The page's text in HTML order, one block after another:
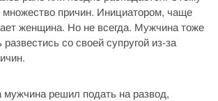
множество причин. Инициатором, чаще
женщина. Но не всегда. Мужчина тоже
со своей супругой из-за
мужчина решил подать на развод,